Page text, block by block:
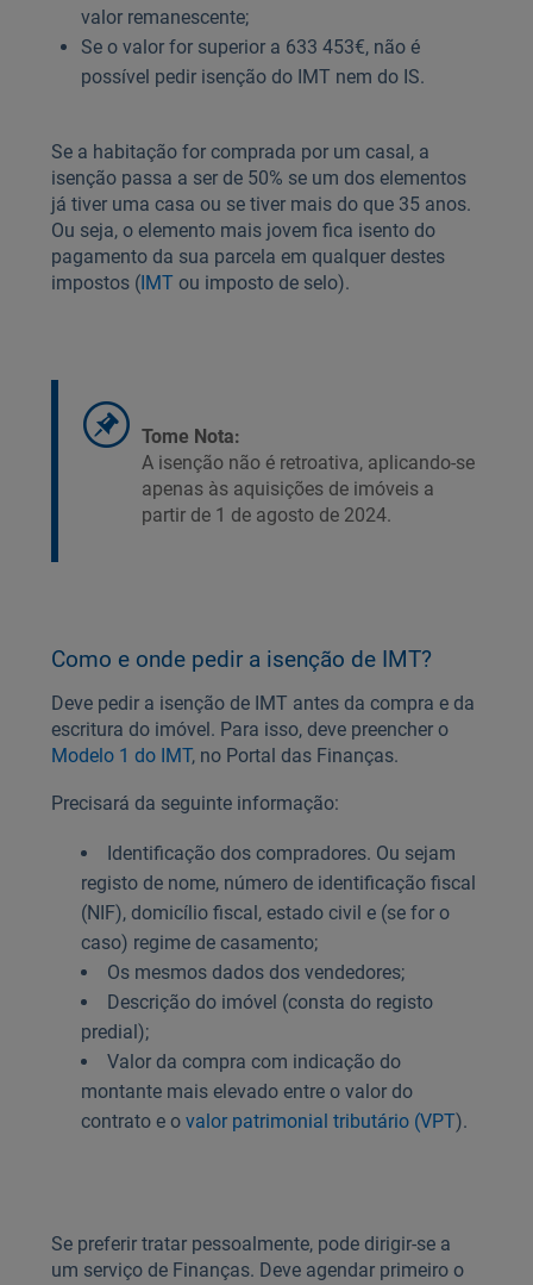
valor remanescente;
Se o valor for superior a 633 453€, não é
possível pedir isenção do IMT nem do IS.
Se a habitação for comprada por um casal, a
isenção passa a ser de 50% se um dos elementos
já tiver uma casa ou se tiver mais do que 35 anos.
Ou seja, o elemento mais jovem fica isento do
pagamento da sua parcela em qualquer destes
impostos (IMTou imposto de selo).
Tome Nota:
A isenção não é retroativa, aplicando-se
apenas às aquisições de imóveis a
partir de 1 de agosto de 2024.
Como e onde pedir a isenção de IMT?
Deve pedir a isenção de IMT antes da compra e da
escritura do imóvel. Para isso, deve preencher o
Modelo 1 do IMT, no Portal das Finanças.
Precisará da seguinte informação:
Identificação dos compradores. Ou sejam
registo de nome, número de identificação fiscal
(NIF), domicílio fiscal, estado civil e (se for o
caso) regime de casamento;
Os mesmos dados dos vendedores;
Descrição do imóvel (consta do registo
predial);
Valor da compra com indicação do
montante mais elevado entre o valor do
contrato e o valor patrimonial tributário (VPT).
Se preferir tratar pessoalmente, pode dirigir-se a
um serviço de Finanças. Deve agendar primeiro o